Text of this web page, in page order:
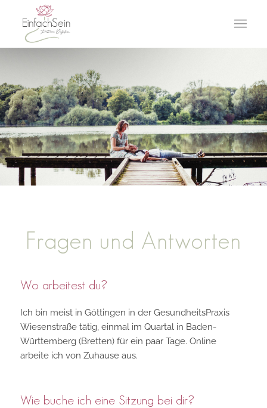
Fragen und Antworten
Wo arbeitest du?
Ich bin meist in Göttingen in der GesundheitsPraxis
Wiesenstraße tätig, einmal im Quartal in Baden-
Württemberg (Bretten) für ein paar Tage. Online
arbeite ich von Zuhause aus.
Wie buche ich eine Sitzung bei dir?